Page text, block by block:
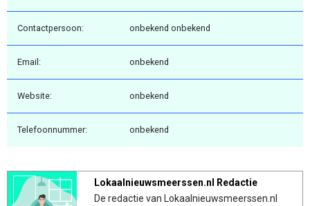
Contactpersoon: onbekend onbekend
Email: onbekend
Website: onbekend
Telefoonnummer: onbekend
Lokaalnieuwsmeerssen.nl Redactie
De redactie van Lokaalnieuwsmeerssen.nl